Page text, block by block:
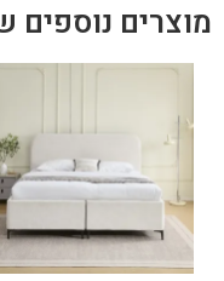
מוצרים נוספים